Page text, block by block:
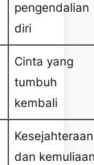
pengendalian
diri
Cinta yang
tumbuh
kembali
Kesejahteraan
dan